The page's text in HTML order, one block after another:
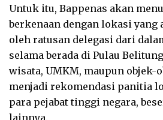
Untuk itu, Bappenas akan
berkenaan dengan lokasi yang
oleh ratusan delegasi dari
selama berada di Pulau
wisata, UMKM, maupun objek-
menjadi rekomendasi panitia
para pejabat tinggi negara,
lainnya.